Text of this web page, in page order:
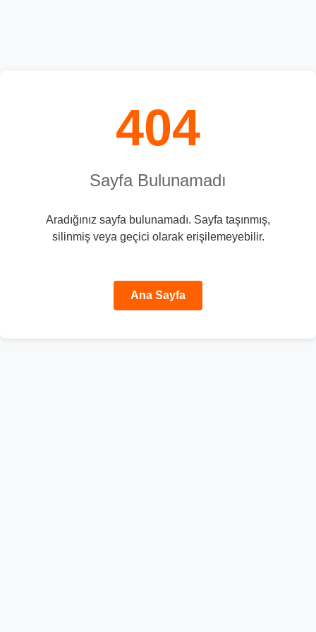
404
Sayfa Bulunamadı
Aradığınız sayfa bulunamadı. Sayfa taşınmış,
silinmiş veya geçici olarak erişilemeyebilir.
Ana Sayfa